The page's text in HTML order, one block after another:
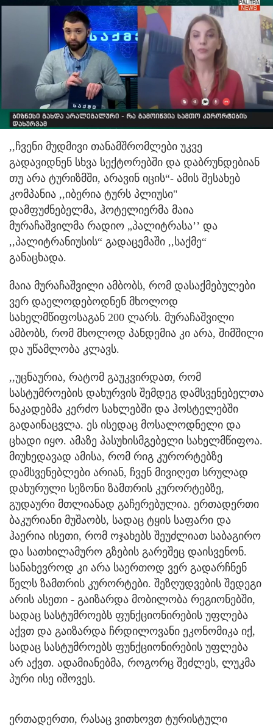
,,ჩვენი მუდმივი თანამშრომლები უკვე
გადავიდნენ სხვა სექტორებში და დაბრუნდებიან
თუ არა ტურიზმში, არავინ იცის“- ამის შესახებ
კომპანია ,,იბერია ტურს პლიუსი"
დამფუძნებელმა, ჰოტელიერმა მაია
მურაჩაშვილმა რადიო „პალიტრასა’’ და
,,პალიტრანიუსის“ გადაცემაში ,,საქმე“
განაცხადა.
მაია მურაჩაშვილი ამბობს, რომ დასაქმებულები
ვერ დაელოდებოდნენ მხოლოდ
სახელმწიფოსაგან 200 ლარს. მურაჩაშვილი
ამბობს, რომ მხოლოდ პანდემია კი არა, შიმშილი
და უწამლობა კლავს.
,,უცნაურია, რატომ გაუკვირდათ, რომ
სასტუმროების დახურვის შემდეგ დამსვენებელთა
ნაკადებმა კერძო სახლებში და ჰოსტელებში
გადაინაცვლა. ეს ისედაც მოსალოდნელი და
ცხადი იყო. ამაზე პასუხისმგებელი სახელმწიფოა.
მიუხედავად ამისა, რომ რიგ კურორტებზე
დამსვენებლები არიან, ჩვენ მივიღეთ სრულად
დახურული სეზონი ზამთრის კურორტებზე,
გუდაური მთლიანად გაჩერებულია. ერთადერთი
ბაკურიანი მუშაობს, სადაც ტყის საფარი და
ჰაერია ისეთი, რომ ოჯახებს შეუძლიათ საბაგირო
და სათხილამურო გზების გარეშეც დაისვენონ.
სანახევროდ კი არა საერთოდ ვერ გადარჩნენ
წელს ზამთრის კურორტები. შეზღუდვების შედეგი
არის ასეთი - გაიზარდა მობილობა რეგიონებში,
სადაც სასტუმროებს ფუნქციონირების უფლება
აქვთ და გაიზარდა ჩრდილოვანი ეკონომიკა იქ,
სადაც სასტუმროებს ფუნქციონირების უფლება
არ აქვთ. ადამიანებმა, როგორც შეძლეს, ლუკმა
პური ისე იშოვეს.
ერთადერთი, რასაც ვითხოვთ ტურისტული